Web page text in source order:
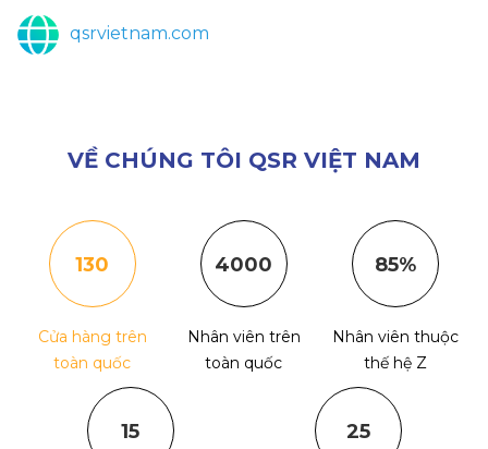
qsrvietnam.com
VỀ CHÚNG TÔI QSR VIỆT NAM
130
Cửa hàng trên
toàn quốc
4000
Nhân viên trên
toàn quốc
85%
Nhân viên thuộc
thế hệ Z
15 25